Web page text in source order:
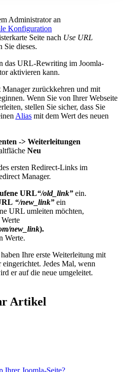
Administrator an
Konfiguration
Seite nach Use URL
Sie dieses.
zurückkehren und mit
Wenn Sie von Ihrer Webseite
stellen Sie sicher, dass Sie
Alias mit dem Wert des neuen
-> Weiterleitungen
Neu
URL“/old_link” ein.
“/new_link” ein
URL umleiten möchten,
new_link).
Werte.
Ihre erste Weiterleitung mit
Jedes Mal, wenn
er auf die neue umgeleitet.
Artikel